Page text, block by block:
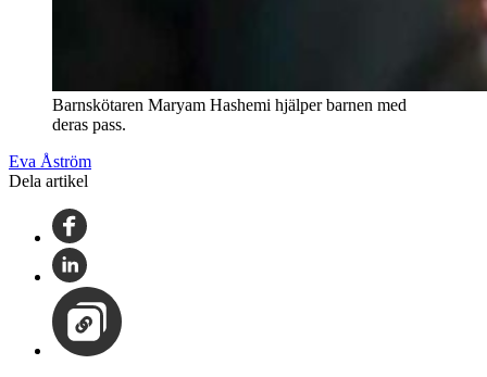
Barnskötaren Maryam Hashemi hjälper barnen med
deras pass.
Eva Åström
Dela artikel